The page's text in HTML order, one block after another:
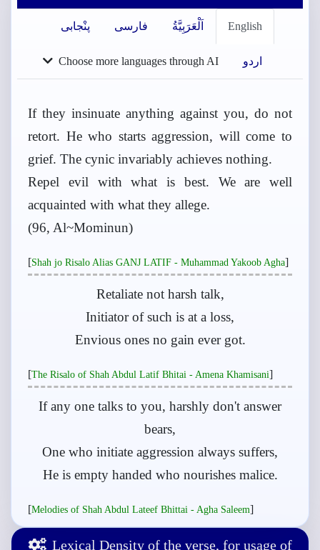
Lexical Density of the verse, for usage of
English اَلْعَرَبِيَّةُ فارسی پنْجابی
اردو Choose more languages through AI
If they insinuate anything against you, do not
retort. He who starts aggression, will come to
grief. The cynic invariably achieves nothing.
Repel evil with what is best. We are well
acquainted with what they allege.
(96, Al~Mominun)
[Shah jo Risalo Alias GANJ LATIF - Muhammad Yakoob Agha]
Retaliate not harsh talk,
Initiator of such is at a loss,
Envious ones no gain ever got.
[The Risalo of Shah Abdul Latif Bhitai - Amena Khamisani]
If any one talks to you, harshly don't answer
bears,
One who initiate aggression always suffers,
He is empty handed who nourishes malice.
[Melodies of Shah Abdul Lateef Bhittai - Agha Saleem]